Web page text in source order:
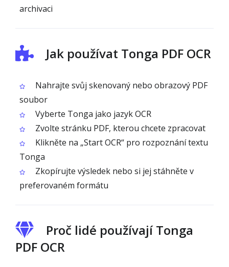
archivaci
Jak používat Tonga PDF OCR
Nahrajte svůj skenovaný nebo obrazový PDF
soubor
Vyberte Tonga jako jazyk OCR
Zvolte stránku PDF, kterou chcete zpracovat
Klikněte na „Start OCR“ pro rozpoznání textu
Tonga
Zkopírujte výsledek nebo si jej stáhněte v
preferovaném formátu
Proč lidé používají Tonga
PDF OCR